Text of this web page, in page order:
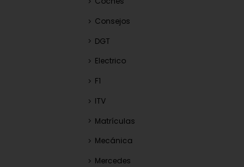
Consejos
DGT
Electrico
F1
ITV
Matrículas
Mecánica
Mercedes